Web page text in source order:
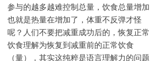
参与的越多越难控制总量，饮食总量增加
也就是热量在增加了，体重不反弹才怪
呢？人们不要把减重成功后的，恢复正常
饮食理解为恢复到减重前的正常饮食
（量），其实这纯粹是语言理解力的问题